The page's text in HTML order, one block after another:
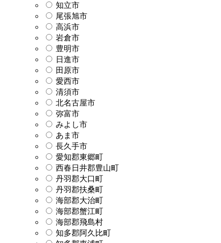
知立市
尾張旭市
高浜市
岩倉市
豊明市
日進市
田原市
愛西市
清須市
北名古屋市
弥富市
みよし市
あま市
長久手市
愛知郡東郷町
西春日井郡豊山町
丹羽郡大口町
丹羽郡扶桑町
海部郡大治町
海部郡蟹江町
海部郡飛島村
知多郡阿久比町